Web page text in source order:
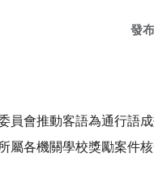
發
員會推動客語為通行語
屬各機關學校獎勵案件